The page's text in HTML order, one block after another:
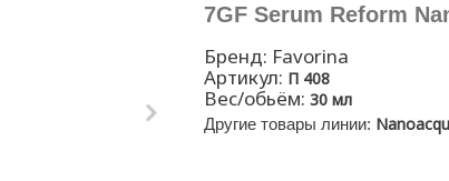
7GF Serum Reform
Бренд: Favorina
Артикул: П 408
Вес/обьём: 30 мл
Другие товары линии: